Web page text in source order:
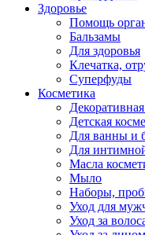
Здоровье
Помощь
Бальзамы
Для здоровья
Клечатка,
Суперфуды
Косметика
Детская
Для ванны и
Для
Масла
Мыло
Наборы,
Уход для
Уход за